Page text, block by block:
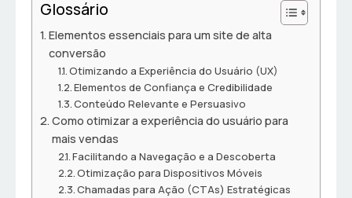
Glossário
Elementos essenciais para um site de alta
conversão
Otimizando a Experiência do Usuário (UX)
Elementos de Confiança e Credibilidade
Conteúdo Relevante e Persuasivo
Como otimizar a experiência do usuário para
mais vendas
Facilitando a Navegação e a Descoberta
Otimização para Dispositivos Móveis
Chamadas para Ação (CTAs) Estratégicas